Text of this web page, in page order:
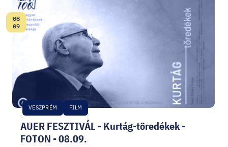
AUER FESZTIVÁL - Kurtág-töredékek -
FOTON - 08.09.
VESZPRÉM FILM
Date:
08
09